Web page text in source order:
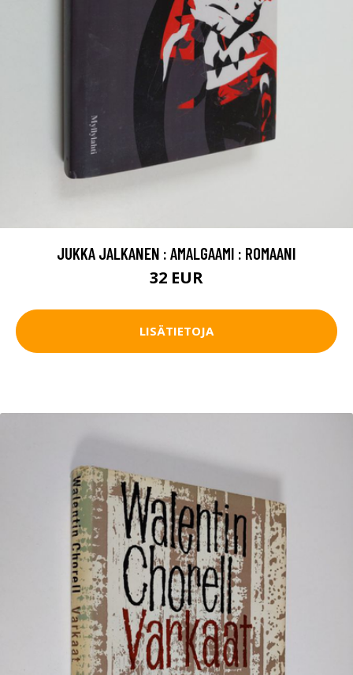
JUKKA JALKANEN : AMALGAAMI : ROMAANI
32 EUR
LISÄTIETOJA